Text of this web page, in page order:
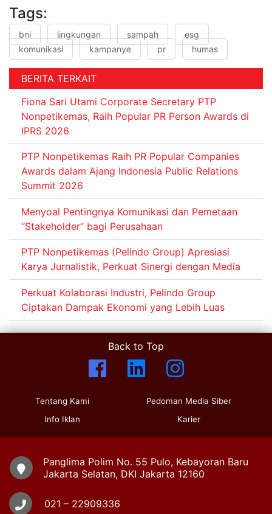
Tags:
bni lingkungan sampah
esg
komunikasi
kampanye pr humas
BERITA TERKAIT
Fiona Sari Utami Corporate Secretary PTP
Nonpetikemas, Raih Popular PR Person Awards di
IPRS 2026
PTP Nonpetikemas Raih PR Popular Companies
Awards dalam Ajang Indonesia Public Relations
Summit 2026
Menyoal Pentingnya Komunikasi dan Pemetaan
“Stakeholder” bagi Perusahaan
PTP Nonpetikemas (Pelindo Group) Apresiasi
Karya Jurnalistik, Perkuat Sinergi dengan Media
Perkuat Kolaborasi Industri, Pelindo Group
Ciptakan Dampak Ekonomi yang Lebih Luas
Back to Top
Tentang Kami
Info Iklan
Pedoman Media Siber
Karier
Panglima Polim No. 55 Pulo, Kebayoran Baru
Jakarta Selatan, DKI Jakarta 12160
021 – 22909336